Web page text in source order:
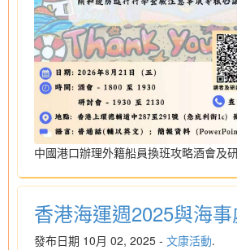
中國港口辦理外籍船員換班攻略酒會及
香港海運週2025與海
發布日期 10月 02, 2025 - 文康活動.